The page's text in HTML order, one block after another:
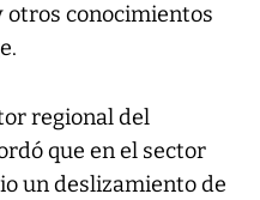
otros conocimientos
regional del
que en el sector
un deslizamiento de